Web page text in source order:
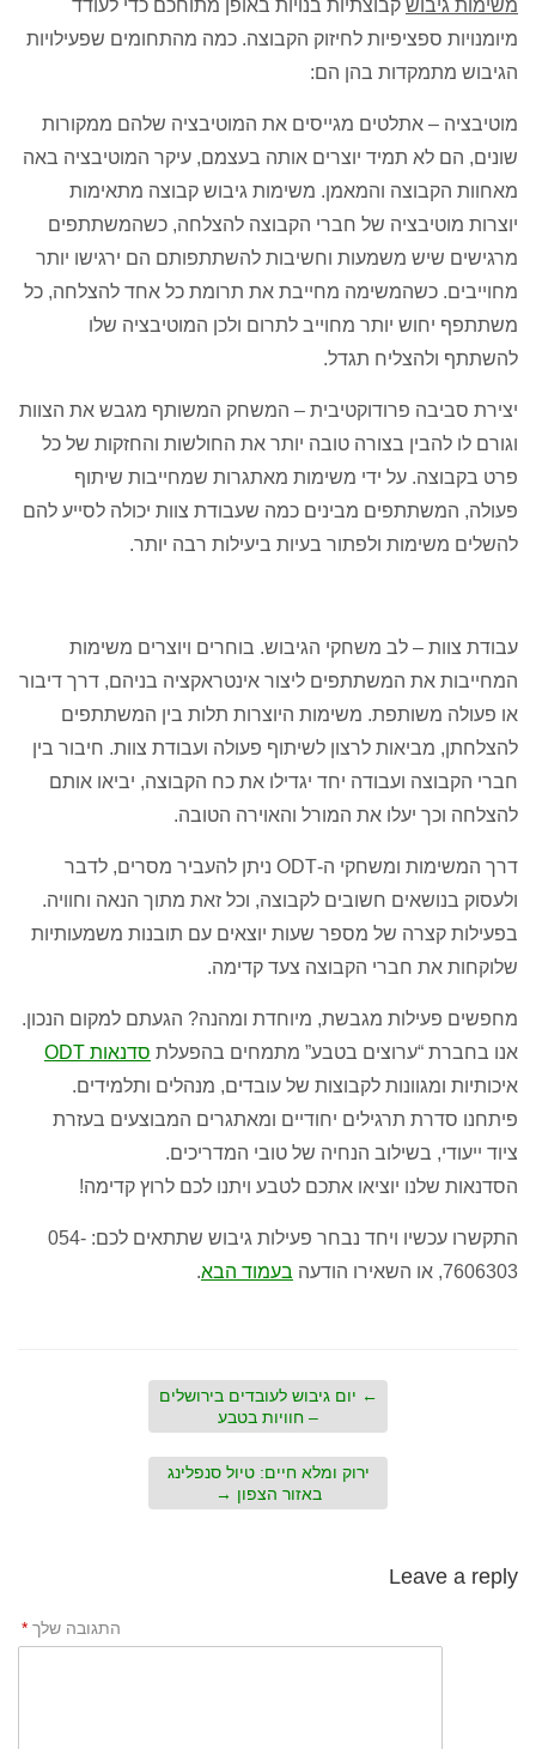
משימות גיבוש קבוצתיות בנויות באופן מתוחכם כדי לעודד
מיומנויות ספציפיות לחיזוק הקבוצה. כמה מהתחומים שפעילויות
הגיבוש מתמקדות בהן הם:
מוטיבציה – אתלטים מגייסים את המוטיבציה שלהם ממקורות
שונים, הם לא תמיד יוצרים אותה בעצמם, עיקר המוטיבציה באה
מאחוות הקבוצה והמאמן. משימות גיבוש קבוצה מתאימות
יוצרות מוטיבציה של חברי הקבוצה להצלחה, כשהמשתתפים
מרגישים שיש משמעות וחשיבות להשתתפותם הם ירגישו יותר
מחוייבים. כשהמשימה מחייבת את תרומת כל אחד להצלחה, כל
משתתפף יחוש יותר מחוייב לתרום ולכן המוטיבציה שלו
להשתתף ולהצליח תגדל.
יצירת סביבה פרודוקטיבית – המשחק המשותף מגבש את הצוות
וגורם לו להבין בצורה טובה יותר את החולשות והחזקות של כל
פרט בקבוצה. על ידי משימות מאתגרות שמחייבות שיתוף
פעולה, המשתתפים מבינים כמה שעבודת צוות יכולה לסייע להם
להשלים משימות ולפתור בעיות ביעילות רבה יותר.
עבודת צוות – לב משחקי הגיבוש. בוחרים ויוצרים משימות
המחייבות את המשתתפים ליצור אינטראקציה בניהם, דרך דיבור
או פעולה משותפת. משימות היוצרות תלות בין המשתתפים
להצלחתן, מביאות לרצון לשיתוף פעולה ועבודת צוות. חיבור בין
חברי הקבוצה ועבודה יחד יגדילו את כח הקבוצה, יביאו אותם
להצלחה וכך יעלו את המורל והאוירה הטובה.
דרך המשימות ומשחקי ה-ODT ניתן להעביר מסרים, לדבר
ולעסוק בנושאים חשובים לקבוצה, וכל זאת מתוך הנאה וחוויה.
בפעילות קצרה של מספר שעות יוצאים עם תובנות משמעותיות
שלוקחות את חברי הקבוצה צעד קדימה.
מחפשים פעילות מגבשת, מיוחדת ומהנה? הגעתם למקום הנכון.
אנו בחברת “ערוצים בטבע” מתמחים בהפעלת סדנאות ODT
איכותיות ומגוונות לקבוצות של עובדים, מנהלים ותלמידים.
פיתחנו סדרת תרגילים יחודיים ומאתגרים המבוצעים בעזרת
ציוד ייעודי, בשילוב הנחיה של טובי המדריכים.
הסדנאות שלנו יוציאו אתכם לטבע ויתנו לכם לרוץ קדימה!
התקשרו עכשיו ויחד נבחר פעילות גיבוש שתתאים לכם: 054-
7606303, או השאירו הודעה
בעמוד הבא.
← יום גיבוש לעובדים בירושלים
– חוויות בטבע
ירוק ומלא חיים: טיול סנפלינג
באזור הצפון →
Leave a reply
התגובה שלך *